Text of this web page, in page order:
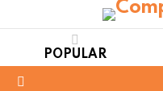
POPULAR